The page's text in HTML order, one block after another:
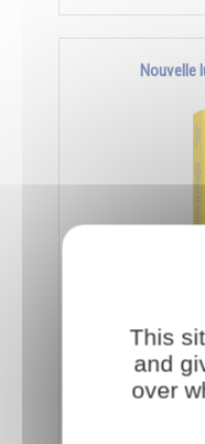
Nouvelle
Pour interpréter
utiliser la
les facultés de
This
and
over